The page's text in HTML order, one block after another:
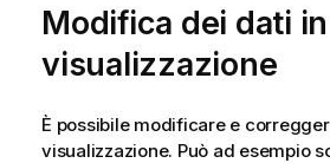
c
a
Modifica dei dati
visualizzazione
È possibile modificare e
visualizzazione. Può ad esempio